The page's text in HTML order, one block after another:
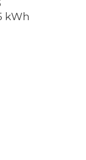
kWh